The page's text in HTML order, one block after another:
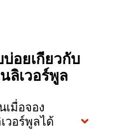
อยเกี่ยวกับ
ลิเวอร์พูล
เมื่อจอง
วอร์พูลได้